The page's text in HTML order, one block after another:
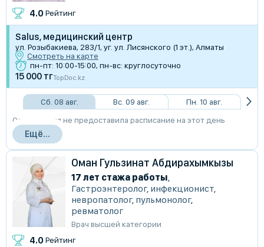
4.0 Рейтинг
Salus, медицинский центр
ул. Розыбакиева, 283/1, уг. ул. Лисянского (1 эт.), Алматы
Смотреть на карте
пн-пт: 10:00-15:00, пн-вс: круглосуточно
15 000 тгTopDoc.kz
Сб. 08 авг. Вс. 09 авг.
Пн. 10 авг.
Организация не предоставила расписание на этот день
Ещё...
Оман Гульзинат Абдирахымкызы
17 лет стажа работы,
Гастроэнтеролог, инфекционист,
невропатолог, пульмонолог,
ревматолог
Врач высшей категории
4.0 Рейтинг